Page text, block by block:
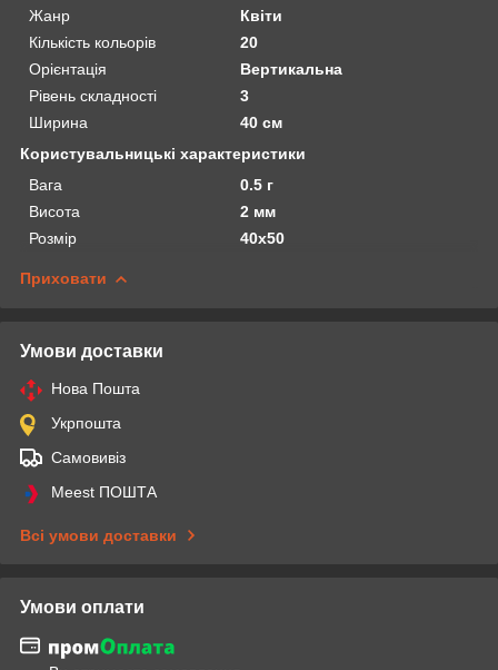
Жанр
Квіти
Кількість кольорів
20
Орієнтація
Вертикальна
Рівень складності
3
Ширина
40 см
Користувальницькі характеристики
Вага
0.5 г
Висота
2 мм
Розмір
40х50
Приховати
Умови доставки
Нова Пошта
Укрпошта
Самовивіз
Meest ПОШТА
Всі умови доставки
Умови оплати